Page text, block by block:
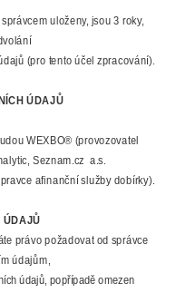
uloženy, jsou 3 roky,
(pro tento účel zpracování).
ÚDAJŮ
WEXBO® (provozovatel
Seznam.cz a.s.
afinanční služby dobírky).
ÚDAJŮ
právo požadovat od správce
údajům,
údajů, popřípadě omezen